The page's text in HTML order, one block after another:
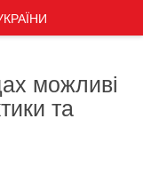
можливі
та